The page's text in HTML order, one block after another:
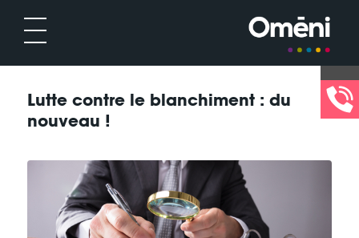
Lutte contre le blanchiment : du
nouveau !